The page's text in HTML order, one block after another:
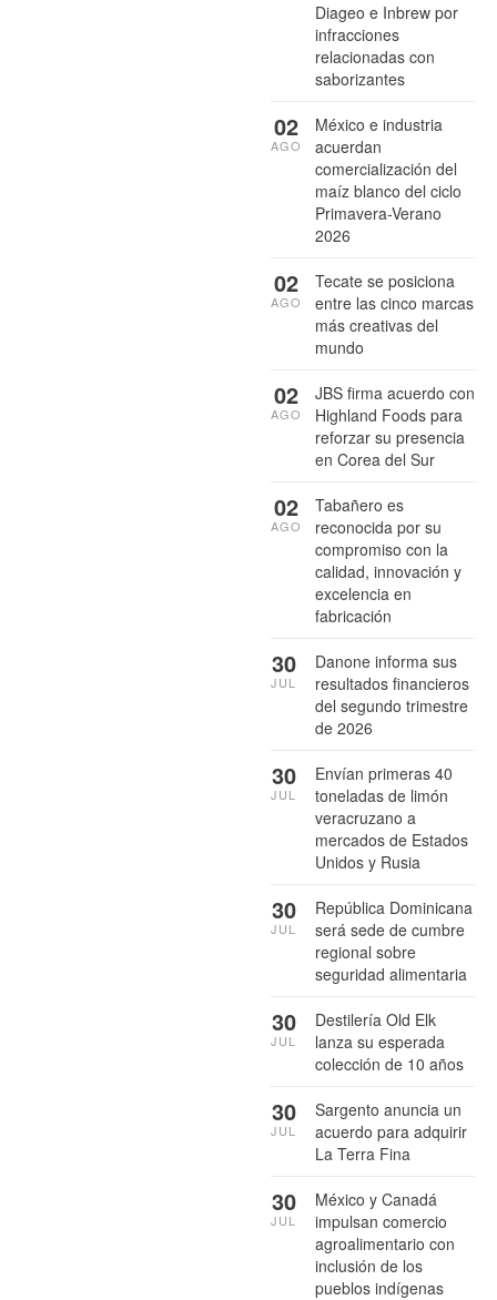
Diageo e Inbrew por
infracciones
relacionadas con
saborizantes
México e industria
acuerdan
comercialización del
maíz blanco del ciclo
Primavera-Verano
2026
02
AGO
Tecate se posiciona
entre las cinco marcas
más creativas del
mundo
02
AGO
JBS firma acuerdo con
Highland Foods para
reforzar su presencia
en Corea del Sur
02
AGO
Tabañero es
reconocida por su
compromiso con la
calidad, innovación y
excelencia en
fabricación
02
AGO
Danone informa sus
resultados financieros
del segundo trimestre
de 2026
30
JUL
Envían primeras 40
toneladas de limón
veracruzano a
mercados de Estados
Unidos y Rusia
30
JUL
República Dominicana
será sede de cumbre
regional sobre
seguridad alimentaria
30
JUL
Destilería Old Elk
lanza su esperada
colección de 10 años
30
JUL
Sargento anuncia un
acuerdo para adquirir
La Terra Fina
30
JUL
México y Canadá
impulsan comercio
agroalimentario con
inclusión de los
pueblos indígenas
30
JUL